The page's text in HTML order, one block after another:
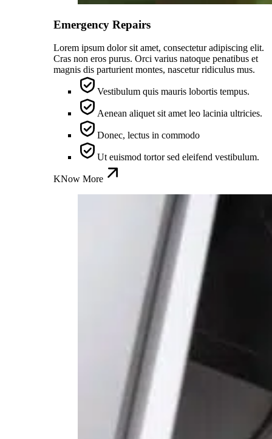
Emergency Repairs
Lorem ipsum dolor sit amet, consectetur adipiscing elit.
Cras non eros purus. Orci varius natoque penatibus et
magnis dis parturient montes, nascetur ridiculus mus.
Vestibulum quis mauris lobortis tempus.
Aenean aliquet sit amet leo lacinia ultricies.
Donec, lectus in commodo
Ut euismod tortor sed eleifend vestibulum.
KNow More